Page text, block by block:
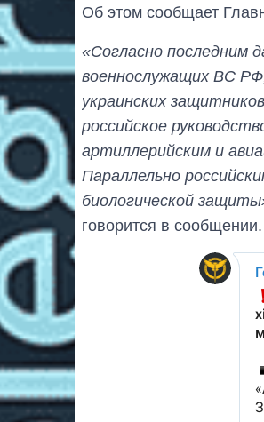
Об этом сообщает
«Согласно последним
военнослужащих ВС
украинских
российское
артиллерийским и
Параллельно
биологической
говорится в сообщении.